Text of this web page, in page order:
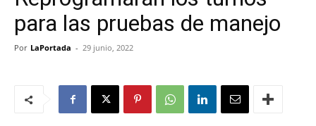
para las pruebas de manejo
Por LaPortada - 29 junio, 2022